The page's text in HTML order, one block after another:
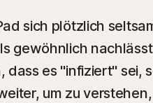
Alle Produkte
sich plötzlich
gewöhnlich
dass es "infiziert" sei,
um zu